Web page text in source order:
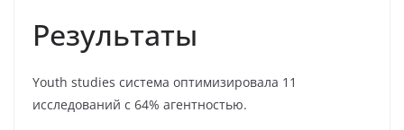
Результаты
Youth studies система оптимизировала 11
исследований с 64% агентностью.